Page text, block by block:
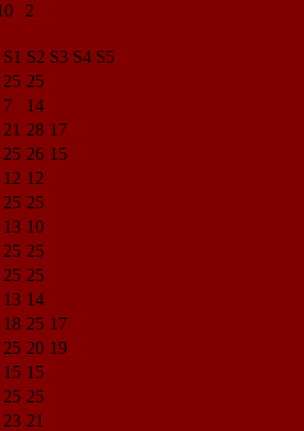
2
S1 S2 S3 S4 S5
25 25
7
14
21 28 17
25 26 15
12 12
25 25
13 10
25 25
25 25
13 14
18 25 17
25 20 19
15 15
25 25
23 21